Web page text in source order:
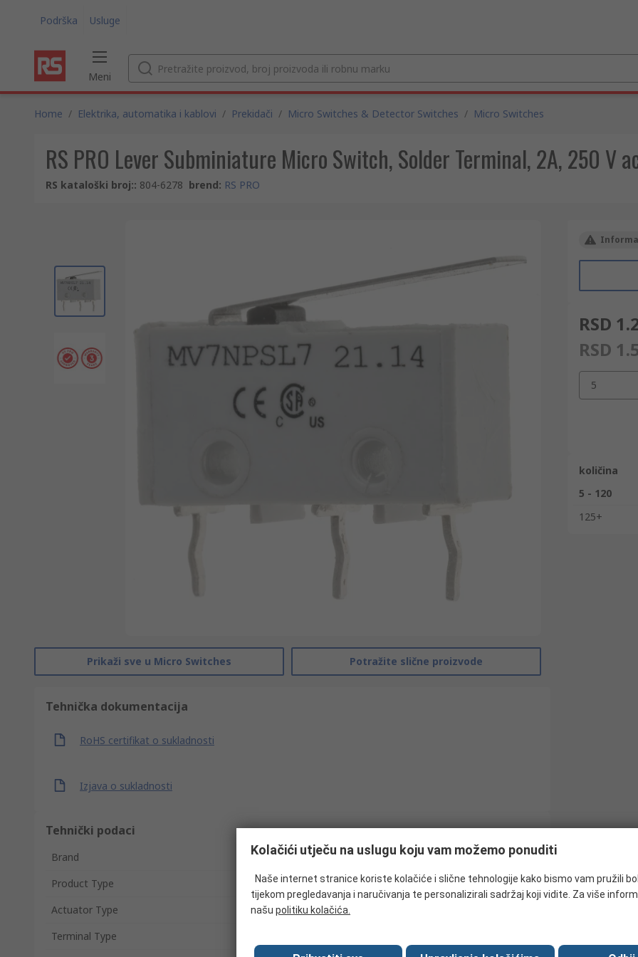
Podrška Usluge
Meni
Home / Elektrika, automatika i kablovi / Prekidači / Micro Switches & Detector Switches / Micro Switches
RS PRO Lever Subminiature Micro Switch, Solder Terminal, 2A, 250 V
RS kataloški broj:: 804-6278 brend: RS PRO
Prikaži sve u Micro Switches Potražite slične proizvode
Tehnička dokumentacija
RoHS certifikat o sukladnosti
Izjava o sukladnosti
Tehnički podaci
Brand
RS Pro
Product Type
Subminiature Micro Switch
Actuator Type
Lever
Terminal Type
RSD
RSD
5
količina
5 - 120
125+
Kolačići utječu na uslugu koju vam možemo ponuditi
Naše internet stranice koriste kolačiće i slične tehnologije kako bismo vam pružili
tijekom pregledavanja i naručivanja te personalizirali sadržaj koji vidite. Za više
našu politiku kolačića.